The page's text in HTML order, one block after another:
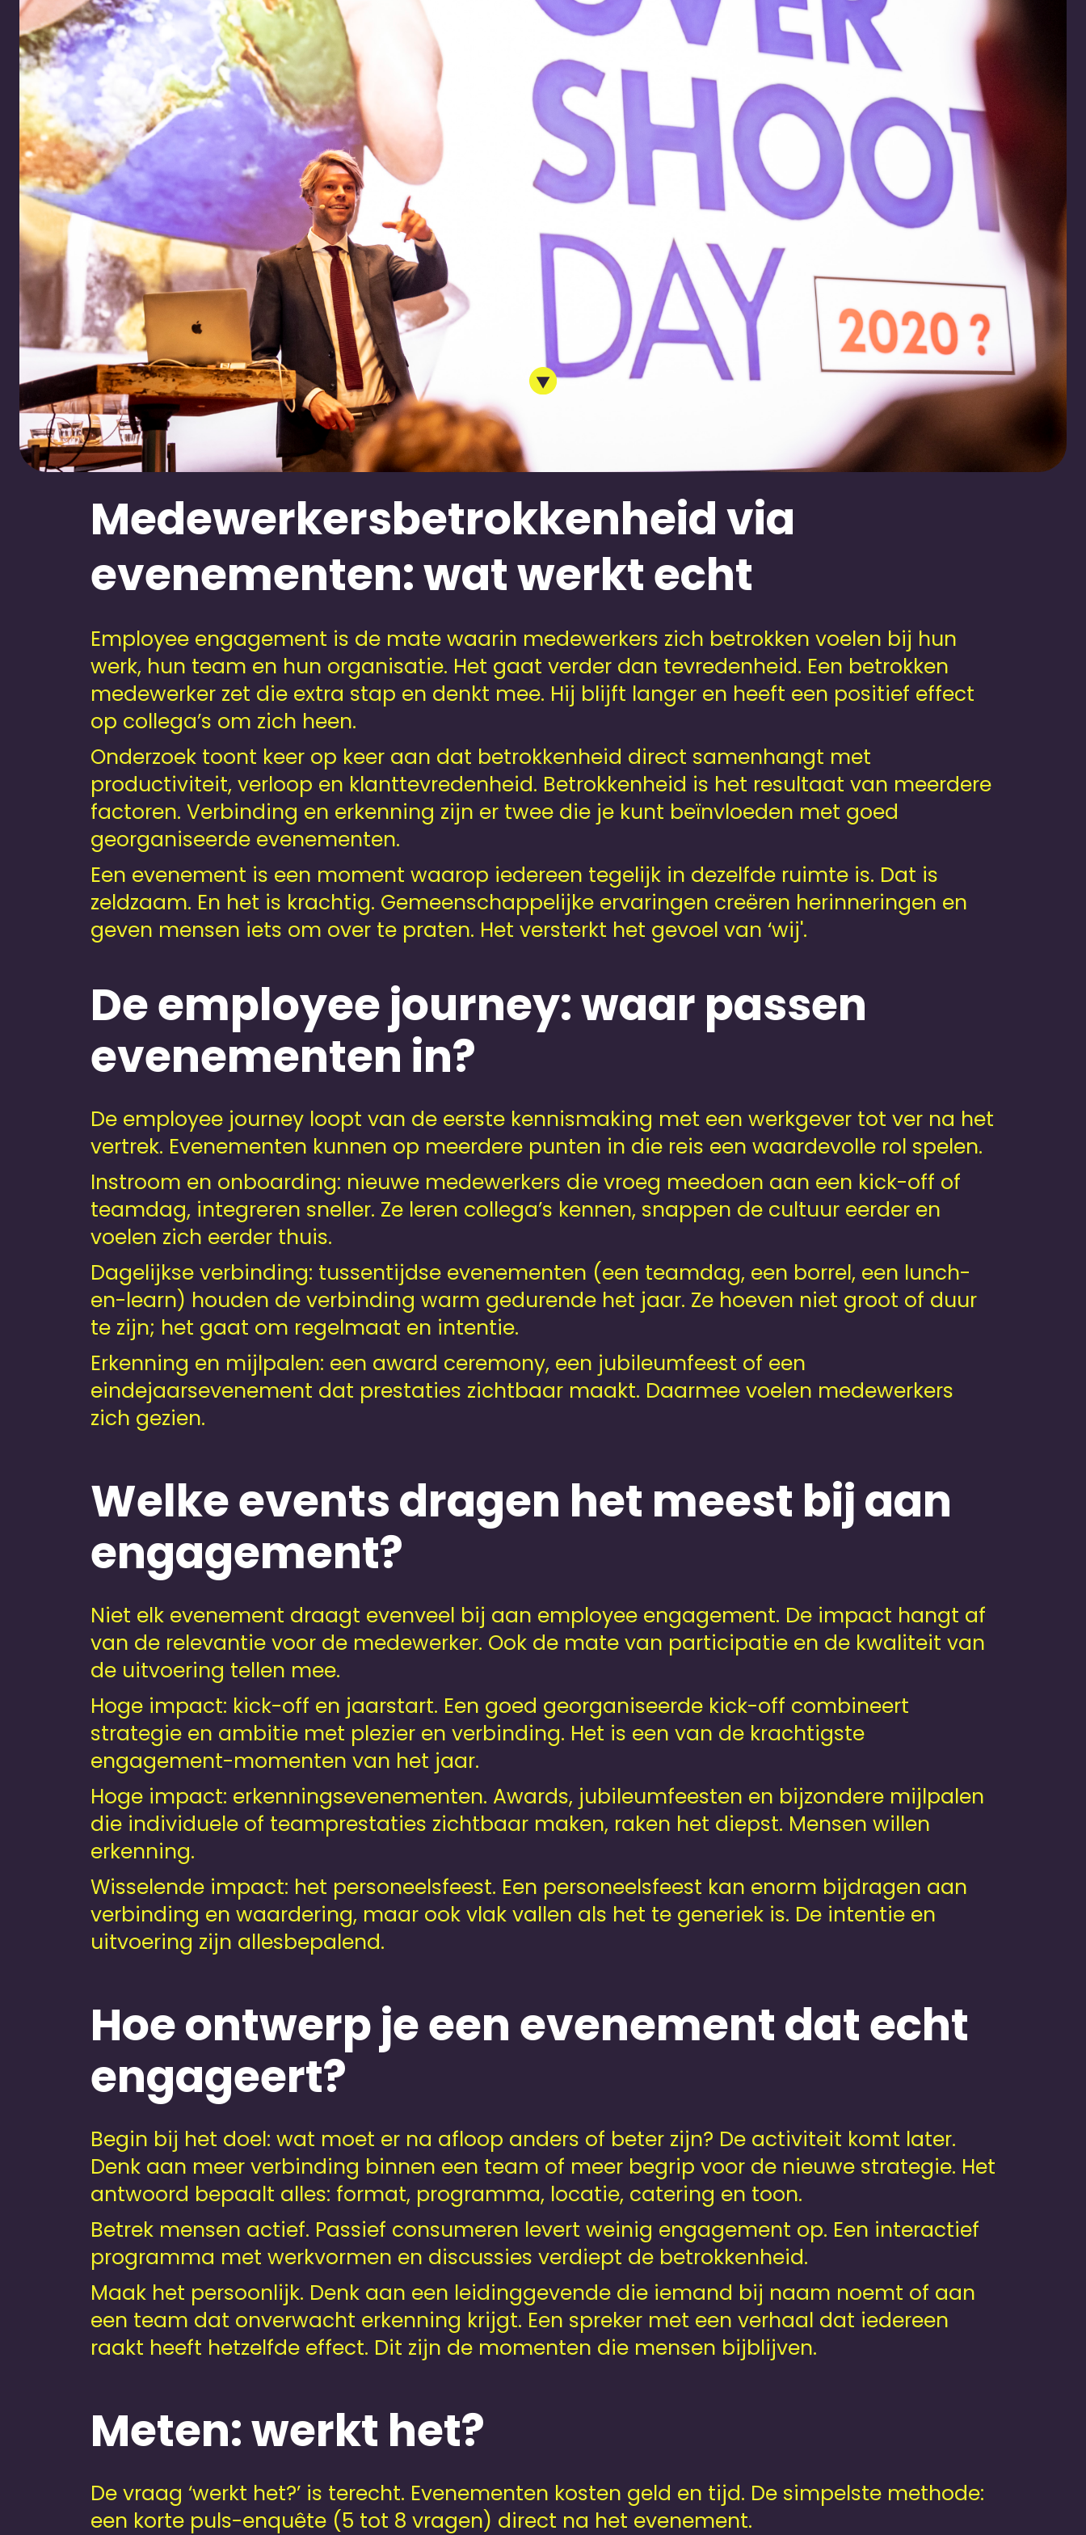
Medewerkersbetrokkenheid via
evenementen: wat werkt echt
Employee engagement is de mate waarin medewerkers zich betrokken voelen bij hun
werk, hun team en hun organisatie. Het gaat verder dan tevredenheid. Een betrokken
medewerker zet die extra stap en denkt mee. Hij blijft langer en heeft een positief effect
op collega’s om zich heen.
Onderzoek toont keer op keer aan dat betrokkenheid direct samenhangt met
productiviteit, verloop en klanttevredenheid. Betrokkenheid is het resultaat van meerdere
factoren. Verbinding en erkenning zijn er twee die je kunt beïnvloeden met goed
georganiseerde evenementen.
Een evenement is een moment waarop iedereen tegelijk in dezelfde ruimte is. Dat is
zeldzaam. En het is krachtig. Gemeenschappelijke ervaringen creëren herinneringen en
geven mensen iets om over te praten. Het versterkt het gevoel van ‘wij'.
De employee journey: waar passen
evenementen in?
De employee journey loopt van de eerste kennismaking met een werkgever tot ver na het
vertrek. Evenementen kunnen op meerdere punten in die reis een waardevolle rol spelen.
Instroom en onboarding: nieuwe medewerkers die vroeg meedoen aan een kick-off of
teamdag, integreren sneller. Ze leren collega’s kennen, snappen de cultuur eerder en
voelen zich eerder thuis.
Dagelijkse verbinding: tussentijdse evenementen (een teamdag, een borrel, een lunch-
en-learn) houden de verbinding warm gedurende het jaar. Ze hoeven niet groot of duur
te zijn; het gaat om regelmaat en intentie.
Erkenning en mijlpalen: een award ceremony, een jubileum­feest of een
eindejaarsevenement dat prestaties zichtbaar maakt. Daarmee voelen medewerkers
zich gezien.
Welke events dragen het meest bij aan
engagement?
Niet elk evenement draagt evenveel bij aan employee engagement. De impact hangt af
van de relevantie voor de medewerker. Ook de mate van participatie en de kwaliteit van
de uitvoering tellen mee.
Hoge impact: kick-off en jaarstart. Een goed georganiseerde kick-off combineert
strategie en ambitie met plezier en verbinding. Het is een van de krachtigste
engagement-momenten van het jaar.
Hoge impact: erkenningsevenementen. Awards, jubileumfeesten en bijzondere mijlpalen
die individuele of teamprestaties zichtbaar maken, raken het diepst. Mensen willen
erkenning.
Wisselende impact: het personeels­feest. Een personeels­feest kan enorm bijdragen aan
verbinding en waardering, maar ook vlak vallen als het te generiek is. De intentie en
uitvoering zijn allesbepalend.
Hoe ontwerp je een evenement dat echt
engageert?
Begin bij het doel: wat moet er na afloop anders of beter zijn? De activiteit komt later.
Denk aan meer verbinding binnen een team of meer begrip voor de nieuwe strategie. Het
antwoord bepaalt alles: format, programma, locatie, catering en toon.
Betrek mensen actief. Passief consumeren levert weinig engagement op. Een interactief
programma met werkvormen en discussies verdiept de betrokkenheid.
Maak het persoonlijk. Denk aan een leidinggevende die iemand bij naam noemt of aan
een team dat onverwacht erkenning krijgt. Een spreker met een verhaal dat iedereen
raakt heeft hetzelfde effect. Dit zijn de momenten die mensen bijblijven.
Meten: werkt het?
De vraag ‘werkt het?’ is terecht. Evenementen kosten geld en tijd. De simpelste methode:
een korte puls-enquête (5 tot 8 vragen) direct na het evenement.